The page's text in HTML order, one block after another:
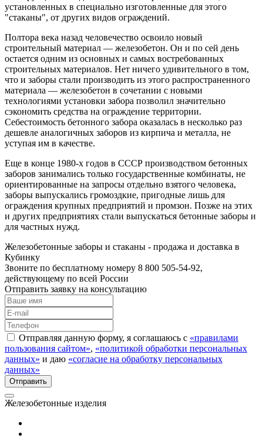
установленных в специально изготовленные для этого
"стаканы", от других видов ограждений.
Полтора века назад человечество освоило новый
строительный материал — железобетон. Он и по сей день
остается одним из основных и самых востребованных
строительных материалов. Нет ничего удивительного в том,
что и заборы стали производить из этого распространенного
материала — железобетон в сочетании с новыми
технологиями установки забора позволил значительно
сэкономить средства на ограждение территории.
Себестоимость бетонного забора оказалась в несколько раз
дешевле аналогичных заборов из кирпича и металла, не
уступая им в качестве.
Еще в конце 1980-х годов в СССР производством бетонных
заборов занимались только государственные комбинаты, не
ориентированные на запросы отдельно взятого человека,
заборы выпускались громоздкие, пригодные лишь для
ограждения крупных предприятий и промзон. Позже на этих
и других предприятиях стали выпускаться бетонные заборы и
для частных нужд.
Железобетонные заборы и стаканы - продажа и доставка в
Кубинку
Звоните по бесплатному номеру 8 800 505-54-92,
действующему по всей России
Отправить заявку на консультацию
Отправляя данную форму, я соглашаюсь с «правилами
пользования сайтом», «политикой обработки персональных
данных» и даю «согласие на обработку персональных
данных»
Железобетонные изделия